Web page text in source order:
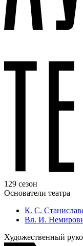
129 сезон
Основатели театра
К. С.
Вл. И.
Художественный